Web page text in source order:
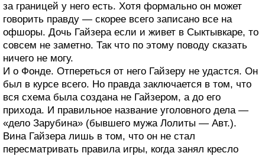
за границей у него есть. Хотя формально он может
говорить правду — скорее всего записано все на
офшоры. Дочь Гайзера если и живет в Сыктывкаре, то
совсем не заметно. Так что по этому поводу сказать
ничего не могу.
И о Фонде. Отпереться от него Гайзеру не удастся. Он
был в курсе всего. Но правда заключается в том, что
вся схема была создана не Гайзером, а до его
прихода. И правильное название уголовного дела —
«дело Зарубина» (бывшего мужа Лолиты — Авт.).
Вина Гайзера лишь в том, что он не стал
пересматривать правила игры, когда занял кресло